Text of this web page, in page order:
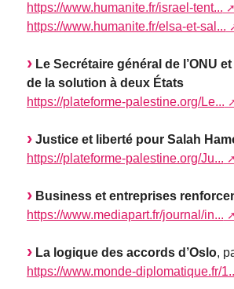
https://www.humanite.fr/israel-tent...
https://www.humanite.fr/elsa-et-sal...
Le Secrétaire général de l’ONU
de la solution à deux États
https://plateforme-palestine.org/Le...
Justice et liberté pour Salah
https://plateforme-palestine.org/Ju...
Business et entreprises
https://www.mediapart.fr/journal/in...
La logique des accords d’Oslo,
https://www.monde-diplomatique.fr/